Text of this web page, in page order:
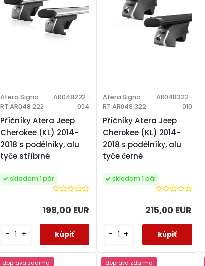
Příčníky Atera Jeep
Cherokee (KL) 2014-
2018 s podélníky, alu
tyče stříbrné
Atera Signo
RT AR048 222
AR048222-
004
199,00 EUR
skladom 1 pár
- +
Příčníky Atera Jeep
Cherokee (KL) 2014-
2018 s podélníky, alu
tyče černé
Atera Signo
RT AR048 322
AR048322-
010
215,00 EUR
skladom 1 pár
- +
doprava zdarma doprava zdarma